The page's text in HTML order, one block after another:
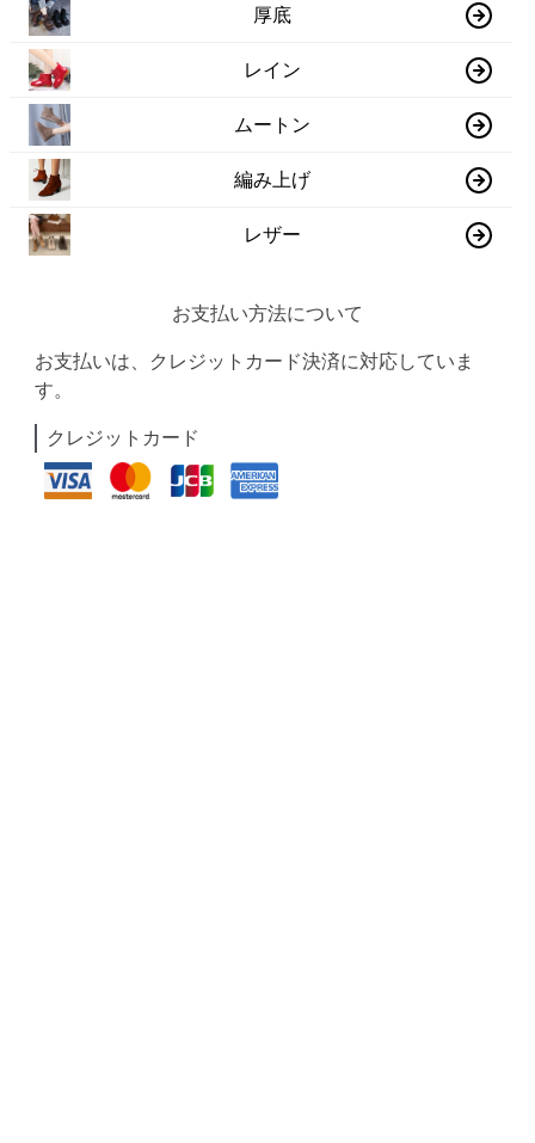
厚底
レイン
ムートン
編み上げ
レザー
お支払い方法について
お支払いは、クレジットカード決済に対応していま
す。
クレジットカード